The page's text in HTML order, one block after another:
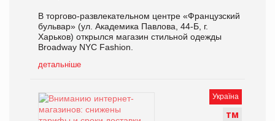
В торгово-развлекательном центре «Французский
бульвар» (ул. Академика Павлова, 44-Б, г.
Харьков) открылся магазин стильной одежды
Broadway NYC Fashion.
детальніше
Україна
ТМ